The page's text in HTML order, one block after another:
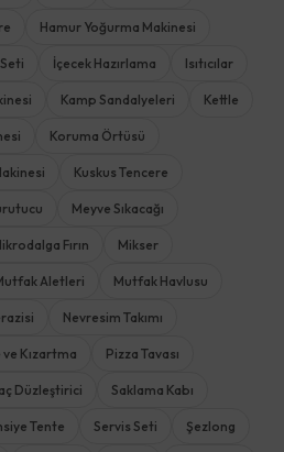
Hamur Yoğurma Makinesi
İçecek Hazırlama Isıtıcılar
Kamp Sandalyeleri Kettle
Koruma Örtüsü
Kuskus Tencere
Meyve Sıkacağı
Fırın Mikser
Aletleri Mutfak Havlusu
Nevresim Takımı
Kızartma Pizza Tavası
Düzleştirici Saklama Kabı
Tente Servis Seti Şezlong